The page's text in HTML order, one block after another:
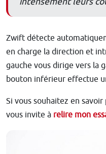
Zwift détecte
en charge la direction et
gauche vous dirige vers la
bouton inférieur effectue
Si vous souhaitez en
vous invite à relire mon